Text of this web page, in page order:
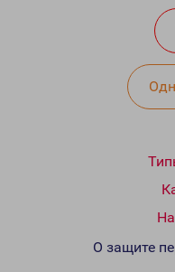
О защите